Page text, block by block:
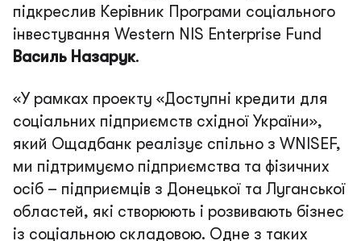
підкреслив Керівник Програми соціального
інвестування Western NIS Enterprise Fund
Василь Назарук.
«У рамках проекту «Доступні кредити для
соціальних підприємств східної України»,
який Ощадбанк реалізує спільно з WNISEF,
ми підтримуємо підприємства та фізичних
осіб – підприємців з Донецької та Луганської
областей, які створюють і розвивають бізнес
із соціальною складовою. Одне з таких